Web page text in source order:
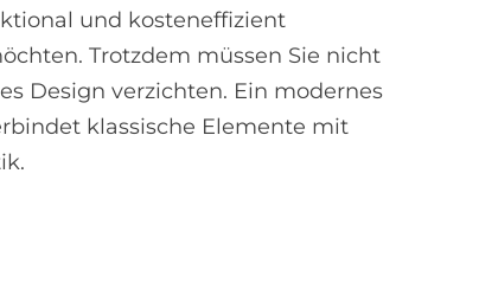
und kosteneffizient
Trotzdem müssen Sie nicht
Design verzichten. Ein modernes
klassische Elemente mit